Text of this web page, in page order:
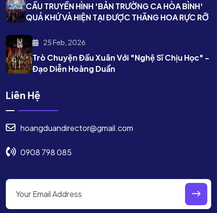
CẦU TRUYỀN HÌNH 'BẢN TRƯỜNG CA HÒA BÌNH'
QUÁ KHỨ VÀ HIỆN TẠI ĐƯỢC THĂNG HOA RỰC RỠ
25 Feb, 2026
Trò Chuyện Đầu Xuân Với "nghệ Sĩ Chịu Học" -
Đạo Diễn Hoàng Duẩn
Liên Hệ
hoangduandirector@gmail.com
0908 798 085